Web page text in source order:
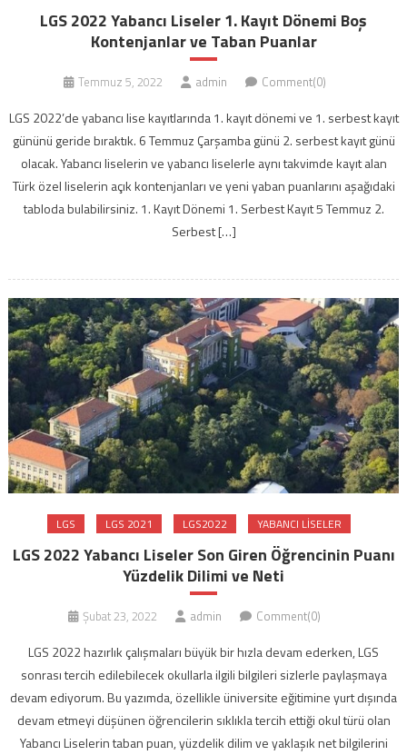
LGS 2022 Yabancı Liseler 1. Kayıt Dönemi Boş
Kontenjanlar ve Taban Puanlar
Temmuz 5, 2022 admin Comment(0)
LGS 2022’de yabancı lise kayıtlarında 1. kayıt dönemi ve 1. serbest kayıt
gününü geride bıraktık. 6 Temmuz Çarşamba günü 2. serbest kayıt günü
olacak. Yabancı liselerin ve yabancı liselerle aynı takvimde kayıt alan
Türk özel liselerin açık kontenjanları ve yeni yaban puanlarını aşağıdaki
tabloda bulabilirsiniz. 1. Kayıt Dönemi 1. Serbest Kayıt 5 Temmuz 2.
Serbest […]
LGS LGS 2021 LGS2022 YABANCI LISELER
LGS 2022 Yabancı Liseler Son Giren Öğrencinin Puanı
Yüzdelik Dilimi ve Neti
Şubat 23, 2022 admin Comment(0)
LGS 2022 hazırlık çalışmaları büyük bir hızla devam ederken, LGS
sonrası tercih edilebilecek okullarla ilgili bilgileri sizlerle paylaşmaya
devam ediyorum. Bu yazımda, özellikle üniversite eğitimine yurt dışında
devam etmeyi düşünen öğrencilerin sıklıkla tercih ettiği okul türü olan
Yabancı Liselerin taban puan, yüzdelik dilim ve yaklaşık net bilgilerini